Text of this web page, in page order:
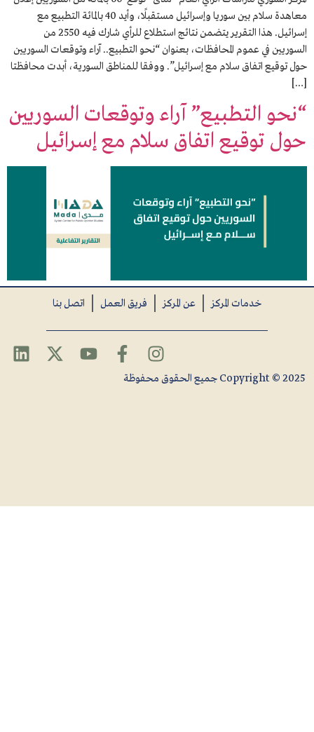
معاهدة سلام بين سوريا وإسرائيل مستقبلًا، وأيد 40 بالمائة التطبيع مع
إسرائيل. هذا التقرير يتضمن نتائج استطلاع للرأي شارك فيه 2550 من
السوريين في عموم المحافظات، بعنوان “نحو التطبيع.. آراء وتوقعات السوريين
حول توقيع اتفاق سلام مع إسرائيل”. ووفقا للمناطق السورية، أبدت محافظتا
[…]
“نحو التطبيع” آراء وتوقعات السوريين
حول توقيع اتفاق سلام مع إسرائيل
خدمات المركز عن المركز فريق العمل اتصل بنا
Copyright © 2025 جميع الحقوق محفوظة